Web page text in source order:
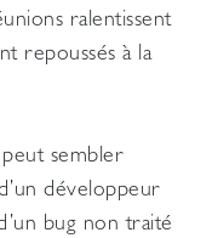
ralentissent
repoussés à la
sembler
développeur
bug non traité